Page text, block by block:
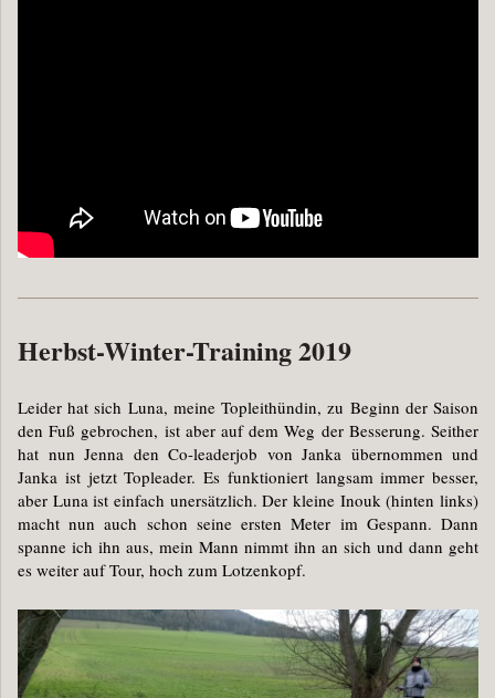
Herbst-Winter-Training 2019
Leider hat sich Luna, meine Topleithündin, zu Beginn der Saison
den Fuß gebrochen, ist aber auf dem Weg der Besserung. Seither
hat nun Jenna den Co-leaderjob von Janka übernommen und
Janka ist jetzt Topleader. Es funktioniert langsam immer besser,
aber Luna ist einfach unersätzlich. Der kleine Inouk (hinten links)
macht nun auch schon seine ersten Meter im Gespann. Dann
spanne ich ihn aus, mein Mann nimmt ihn an sich und dann geht
es weiter auf Tour, hoch zum Lotzenkopf.